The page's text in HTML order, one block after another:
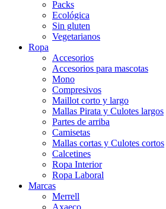
Packs
Ecológica
Sin gluten
Vegetarianos
Ropa
Accesorios
Accesorios para mascotas
Mono
Compresivos
Maillot corto y largo
Mallas Pirata y Culotes largos
Partes de arriba
Camisetas
Mallas cortas y Culotes cortos
Calcetines
Ropa Interior
Ropa Laboral
Marcas
Merrell
Axaeco